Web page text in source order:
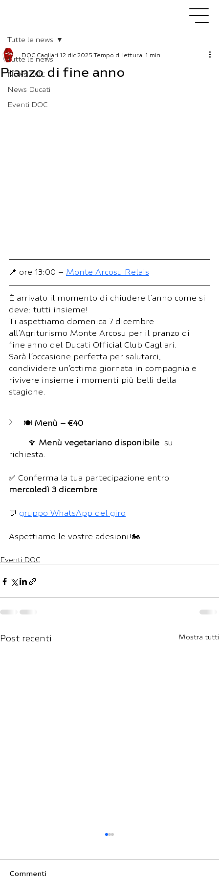
Tutte le news
News DOC
News Ducati
Eventi DOC
Tutte le news
Pranzo di fine anno
DOC Cagliari 12 dic 2025 Tempo di lettura: 1 min
📍 ore 13:00 – Monte Arcosu Relais
È arrivato il momento di chiudere l’anno come si
deve: tutti insieme!
Ti aspettiamo domenica 7 dicembre
all’Agriturismo Monte Arcosu per il pranzo di
fine anno del Ducati Official Club Cagliari.
Sarà l’occasione perfetta per salutarci,
condividere un’ottima giornata in compagnia e
rivivere insieme i momenti più belli della
stagione.
🍽️ Menù – €40
	🥦
Menù vegetariano disponibile su
richiesta.
✅ Conferma la tua partecipazione entro
mercoledì 3 dicembre
💬 gruppo WhatsApp del giro
Aspettiamo le vostre adesioni!🏍
Eventi DOC
Post recenti Mostra tutti
Commenti